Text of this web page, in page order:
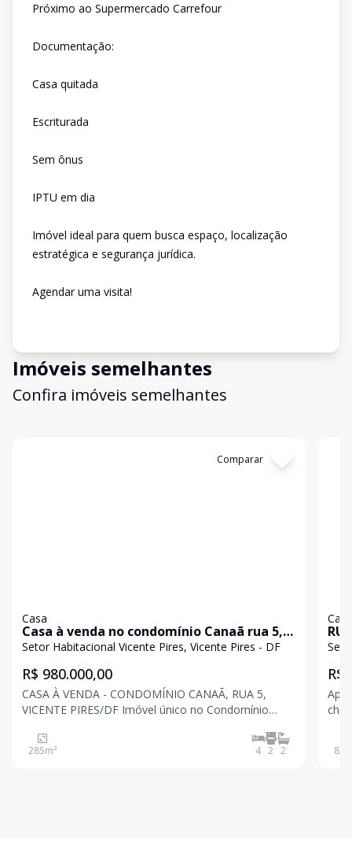
Próximo ao Supermercado Carrefour
Documentação:
Casa quitada
Escriturada
Sem ônus
IPTU em dia
Imóvel ideal para quem busca espaço, localização
estratégica e segurança jurídica.
Agendar uma visita!
Imóveis semelhantes
Confira imóveis semelhantes
Comparar
Casa
Casa à venda no condomínio Canaã rua 5,
Vicente Pires, DF
Setor Habitacional Vicente Pires, Vicente Pires - DF
R$ 980.000,00
CASA À VENDA - CONDOMÍNIO CANAÃ, RUA 5,
VICENTE PIRES/DF Imóvel único no Condomínio
condomínio extremamente familiar, tranquilo e que
privilegia o contato com a natureza. A casa foi
285m² 4 2 2
Casa
TÉRREA
R$
800